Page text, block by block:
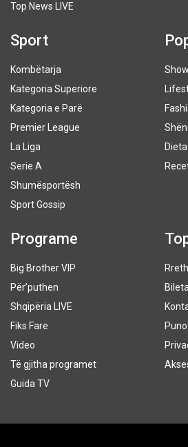
Top News LIVE
Sport
Kombëtarja
Kategoria Superiore
Kategoria e Parë
Premier League
La Liga
Serie A
Shumësportësh
Sport Gossip
Dieta
Programe
Big Brother VIP
Për’puthen
Shqipëria LIVE
Fiks Fare
Video
Të gjitha programet
Guida TV
Bileta